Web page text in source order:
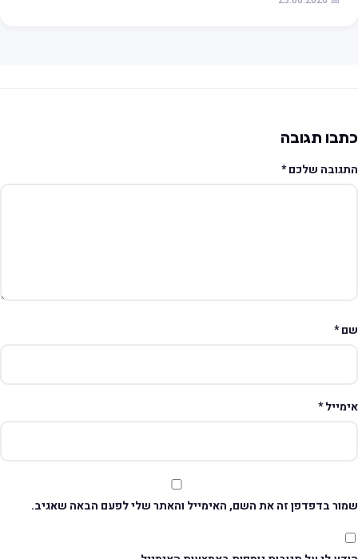
תגובה
שלכם*
*
*
בדפדפן זה את השם, האימייל והאתר שלי לפעם הבאה שאגיב.